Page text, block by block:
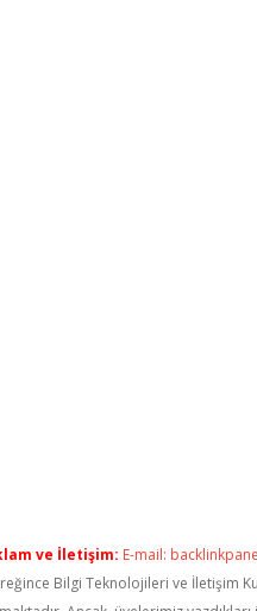
ve İletişim: E-mail:
Bilgi Teknolojileri ve